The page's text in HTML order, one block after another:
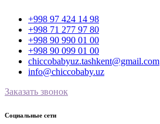
+998 97 424 14 98
+998 71 277 97 80
+998 90 990 01 00
+998 90 099 01 00
chiccobabyuz.tashkent@gmail.com
info@chiccobaby.uz
Заказать звонок
Социальные сети